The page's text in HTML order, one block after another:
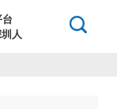
台
人